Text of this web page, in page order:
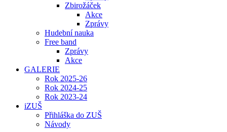
Zbirožáček
Akce
Zprávy
Hudební nauka
Free band
Zprávy
Akce
GALERIE
Rok 2025-26
Rok 2024-25
Rok 2023-24
iZUŠ
Přihláška do ZUŠ
Návody